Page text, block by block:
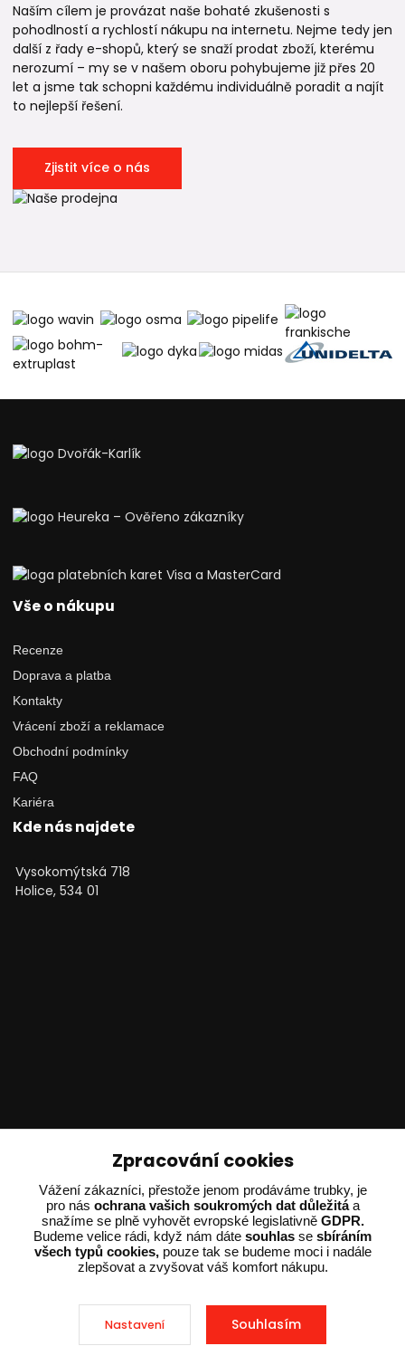
Naším cílem je provázat naše bohaté zkušenosti s
pohodlností a rychlostí nákupu na internetu. Nejme tedy jen
další z řady e-shopů, který se snaží prodat zboží, kterému
nerozumí – my se v našem oboru pohybujeme již přes 20
let a jsme tak schopni každému individuálně poradit a najít
to nejlepší řešení.
Zjistit více o nás
Vše o nákupu
Recenze
Doprava a platba
Kontakty
Vrácení zboží a reklamace
Obchodní podmínky
FAQ
Kariéra
Kde nás najdete
Vysokomýtská 718
Holice, 534 01
Ing. Adam Dvořák
+420 602 234 254
(Po-Pá 8:00 - 15:00)
potrebujiporadit@dvorak-karlik.cz
2025 © Dvorak-Karlik.cz – Všechna práva vyhrazena. Design od
Zpracování cookies
Vážení zákazníci, přestože jenom prodáváme trubky, je
pro nás ochrana vašich soukromých dat důležitáa
snažíme se plně vyhovět evropské legislativně GDPR.
Budeme velice rádi, když nám dáte souhlas se sbíráním
všech typů cookies,pouze tak se budeme moci i nadále
zlepšovat a zvyšovat váš komfort nákupu.
Nastavení Souhlasím